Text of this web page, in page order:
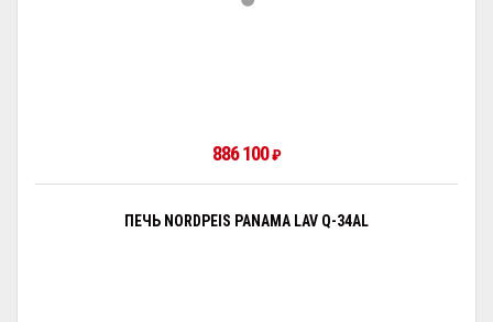
886 100₽
ПЕЧЬ NORDPEIS PANAMA LAV Q-34AL